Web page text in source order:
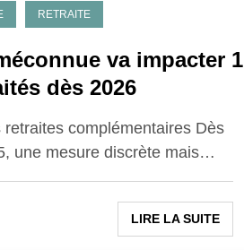
RETRAITE
va impacter 1
dès 2026
complémentaires Dès
une mesure discrète mais…
LIRE LA SUITE